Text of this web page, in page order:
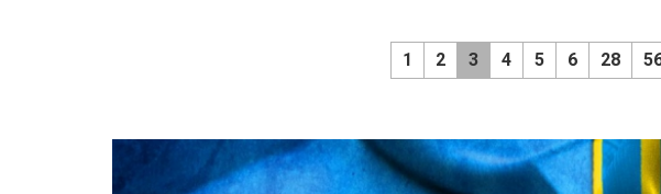
1 2 3 4 5 6 28